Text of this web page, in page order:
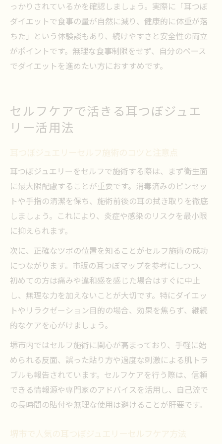
っかりされているかを確認しましょう。実際に「耳つぼ
ダイエットで食事の量が自然に減り、健康的に体重が落
ちた」という体験談もあり、続けやすさと安全性の両立
がポイントです。無理な食事制限をせず、自分のペース
でダイエットを進めたい方におすすめです。
セルフケアで活きる耳つぼジュエ
リー活用法
耳つぼジュエリーセルフ施術のコツと注意点
耳つぼジュエリーをセルフで施術する際は、まず衛生面
に最大限配慮することが重要です。消毒済みのピンセッ
トや手指の清潔を保ち、施術前後の耳の拭き取りを徹底
しましょう。これにより、炎症や感染のリスクを最小限
に抑えられます。
次に、正確なツボの位置を知ることがセルフ施術の成功
につながります。市販の耳つぼマップを参考にしつつ、
初めての方は痛みや違和感を感じた場合はすぐに中止
し、無理な力を加えないことが大切です。特にダイエッ
トやリラクゼーション目的の場合、効果を焦らず、継続
的なケアを心がけましょう。
堺市内ではセルフ施術に関心が高まっており、手軽に始
められる反面、誤った貼り方や過度な刺激による肌トラ
ブルも報告されています。セルフケアを行う際は、信頼
できる情報源や専門家のアドバイスを活用し、自己流で
の長時間の貼付や無理な使用は避けることが肝要です。
堺市で人気の耳つぼジュエリーセルフケア方法